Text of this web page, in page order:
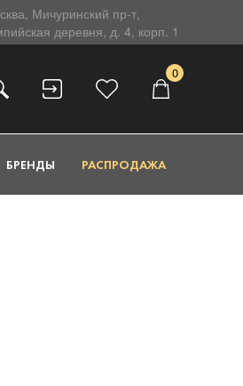
Мичуринский пр-т,
деревня, д. 4, корп. 1
0
БРЕНДЫ РАСПРОДАЖА